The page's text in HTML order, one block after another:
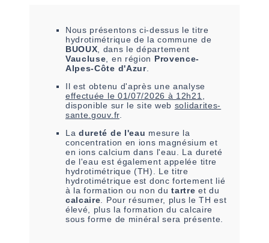
Nous présentons ci-dessus le titre
hydrotimétrique de la commune de
BUOUX , dans le département
Vaucluse , en région Provence-
Alpes-Côte d'Azur.
Il est obtenu d'après une analyse
effectuée le 01/07/2026 à 12h21
disponible sur le site web solidarites-
sante.gouv.fr.
La dureté de l'eau mesure la
concentration en ions magnésium et
en ions calcium dans l'eau. La dureté
de l'eau est également appelée titre
hydrotimétrique (TH). Le titre
hydrotimétrique est donc fortement lié
à la formation ou non dutartre et du
calcaire . Pour résumer, plus le TH est
élevé, plus la formation du calcaire
sous forme de minéral sera présente.